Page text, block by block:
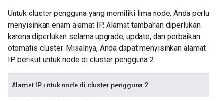
Untuk cluster pengguna yang memiliki lima node, Anda perlu
menyisihkan enam alamat IP. Alamat tambahan diperlukan,
karena diperlukan selama upgrade, update, dan perbaikan
otomatis cluster. Misalnya, Anda dapat menyisihkan alamat
IP berikut untuk node di cluster pengguna 2:
Alamat IP untuk node di cluster pengguna 2